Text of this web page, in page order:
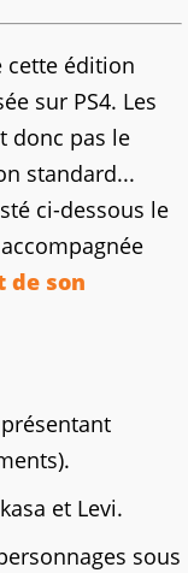
cette édition
sur PS4. Les
donc pas le
standard...
ci-dessous le
de son
et Levi.
sous